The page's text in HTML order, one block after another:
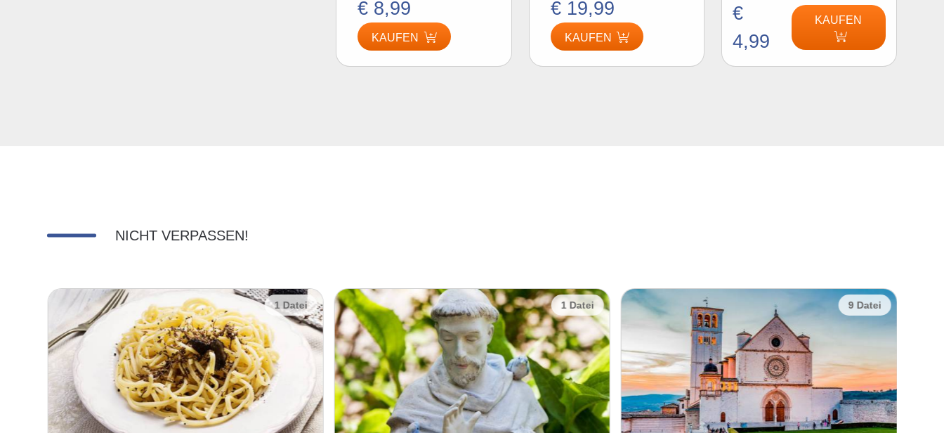
€ 8,99
KAUFEN
€ 19,99
KAUFEN
€
4,99
KAUFEN
NICHT VERPASSEN!
1 Datei 1 Datei 9 Datei